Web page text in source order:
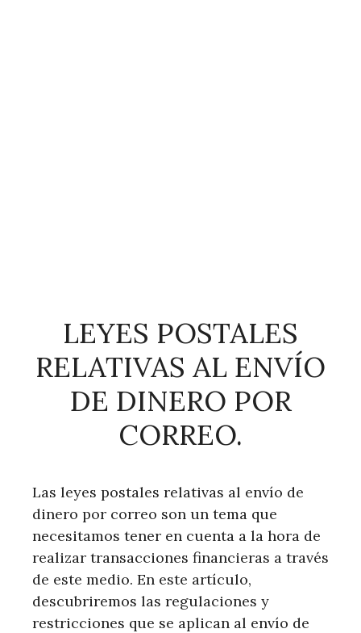
LEYES POSTALES
RELATIVAS AL ENVÍO
DE DINERO POR
CORREO.
Las leyes postales relativas al envío de
dinero por correo son un tema que
necesitamos tener en cuenta a la hora de
realizar transacciones financieras a través
de este medio. En este artículo,
descubriremos las regulaciones y
restricciones que se aplican al envío de